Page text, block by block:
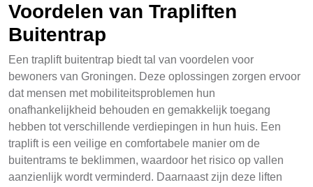
Voordelen van Trapliften
Buitentrap
Een traplift buitentrap biedt tal van voordelen voor
bewoners van Groningen. Deze oplossingen zorgen ervoor
dat mensen met mobiliteitsproblemen hun
onafhankelijkheid behouden en gemakkelijk toegang
hebben tot verschillende verdiepingen in hun huis. Een
traplift is een veilige en comfortabele manier om de
buitentrams te beklimmen, waardoor het risico op vallen
aanzienlijk wordt verminderd. Daarnaast zijn deze liften